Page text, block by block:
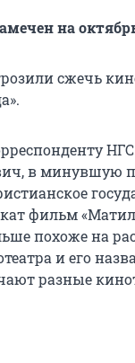
на
сжечь
в минувшую
фильм
похоже на
и его
разные